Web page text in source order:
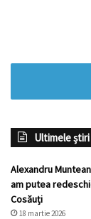
Ultimele știri
Alexandru
am putea
Cosăuți
18 martie 2026